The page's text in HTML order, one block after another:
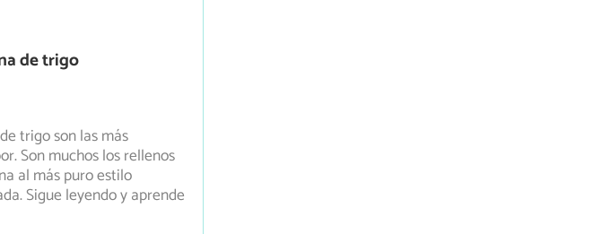
de trigo
trigo son las más
Son muchos los rellenos
al más puro estilo
Sigue leyendo y aprende